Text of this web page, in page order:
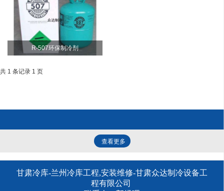
R-507环保制冷剂
共 1 条记录 1 页
查看更多
甘肃冷库-兰州冷库工程,安装维修-甘肃众达制冷设备工
程有限公司